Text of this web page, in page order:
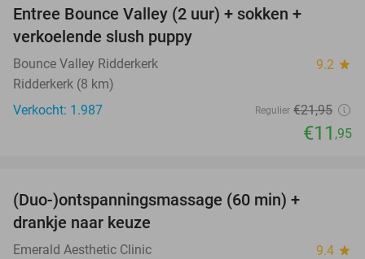
Entree Bounce Valley (2 uur) + sokken +
verkoelende slush puppy
Bounce Valley Ridderkerk 9.2 star
Ridderkerk (8 km)
Verkocht: 1.987
Regulier €21,95
€11 ,95
(Duo-)ontspanningsmassage (60 min) +
drankje naar keuze
Emerald Aesthetic Clinic 9.4 star